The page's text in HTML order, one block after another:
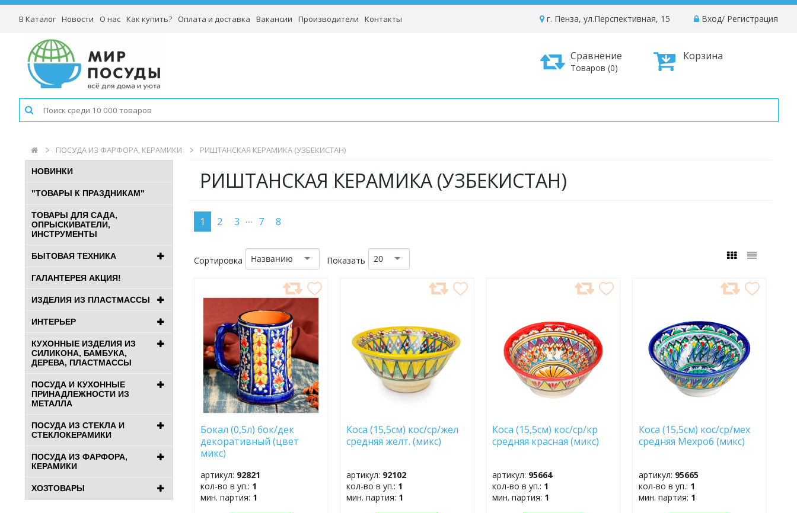
В Каталог Новости О нас Как купить? Оплата и доставка Вакансии Производители Контакты Вход/ Регистрация
г. Пенза, ул.Перспективная, 15
Корзина
Сравнение
Товаров (0)
ПОСУДА ИЗ ФАРФОРА, КЕРАМИКИ РИШТАНСКАЯ КЕРАМИКА (УЗБЕКИСТАН)
НОВИНКИ
"ТОВАРЫ К ПРАЗДНИКАМ"
ТОВАРЫ ДЛЯ САДА,
ОПРЫСКИВАТЕЛИ,
ИНСТРУМЕНТЫ
БЫТОВАЯ ТЕХНИКА
ГАЛАНТЕРЕЯ АКЦИЯ!
ИЗДЕЛИЯ ИЗ ПЛАСТМАССЫ
ИНТЕРЬЕР
КУХОННЫЕ ИЗДЕЛИЯ ИЗ
СИЛИКОНА, БАМБУКА,
ДЕРЕВА, ПЛАСТМАССЫ
ПОСУДА И КУХОННЫЕ
ПРИНАДЛЕЖНОСТИ ИЗ
МЕТАЛЛА
ПОСУДА ИЗ СТЕКЛА И
СТЕКЛОКЕРАМИКИ
ПОСУДА ИЗ ФАРФОРА,
КЕРАМИКИ
ХОЗТОВАРЫ
РИШТАНСКАЯ КЕРАМИКА (УЗБЕКИСТАН)
1 2 3 ... 7 8
Сортировка Названию Показать 20
ДОБАВИТЬ
ИЗБРАННОЕ
Бокал (0,5л) бок/дек
декоративный (цвет
микс)
артикул: 92821
кол-во в уп.: 1
мин. партия: 1
Коса (15,5см) кос/ср/жел
средняя желт. (микс)
артикул: 92102
кол-во в уп.: 1
мин. партия: 1
Коса (15,5см) кос/ср/кр
средняя красная (микс)
артикул: 95664
кол-во в уп.: 1
мин. партия: 1
Коса (15,5см) кос/ср/мех
средняя Мехроб (микс)
артикул: 95665
кол-во в уп.: 1
мин. партия: 1